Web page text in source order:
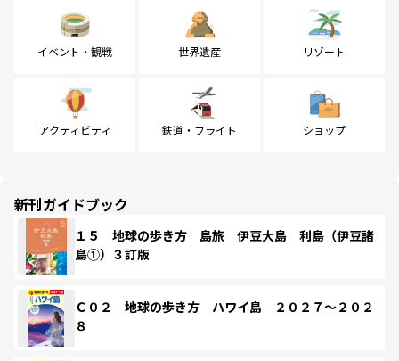
イベント・観戦 世界遺産 リゾート
アクティビティ 鉄道・フライト ショップ
新刊ガイドブック
１５ 地球の歩き方 島旅 伊豆大島 利島（伊豆諸
島①）３訂版
Ｃ０２ 地球の歩き方 ハワイ島 ２０２７～２０２
８